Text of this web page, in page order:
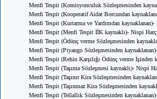
Menfi Tespit (Komisyonculuk Sözleşmesinden
Menfi Tespit (Kooperatif Aidat Borcundan
Menfi Tespit (Kurtarma ve Yardımdan
Menfi Tespit (Menfi Tespit İİK kaynaklı)- Nispi Harç
Menfi Tespit (Ödünç verme Sözleşmesinden
Menfi Tespit (Piyango Sözleşmesinden
Menfi Tespit (Rehin Karşılığı Ödünç verme İşinden
Menfi Tespit (Taşıma Sözleşmesi kaynaklı)- Nispi
Menfi Tespit (Taşınır Kira Sözleşmesinden
Menfi Tespit (Taşınmaz Kira Sözleşmesinden
Menfi Tespit (Tellallık Sözleşmesinden